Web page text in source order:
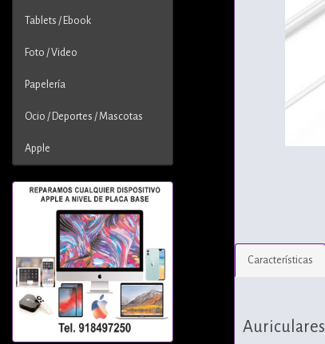
Tablets / Ebook
Foto / Video
Papelería
Ocio / Deportes / Mascotas
Apple
Características